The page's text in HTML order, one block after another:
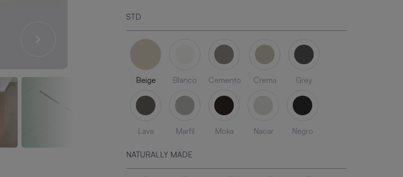
STD
Beige Blanco Cemento Crema Grey
Lava Marfil Moka Nacar Negro
NATURALLY MADE